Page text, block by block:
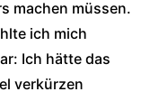
machen müssen.
ich mich
Ich hätte das
verkürzen